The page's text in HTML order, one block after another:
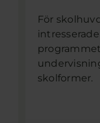
För
skolformer.